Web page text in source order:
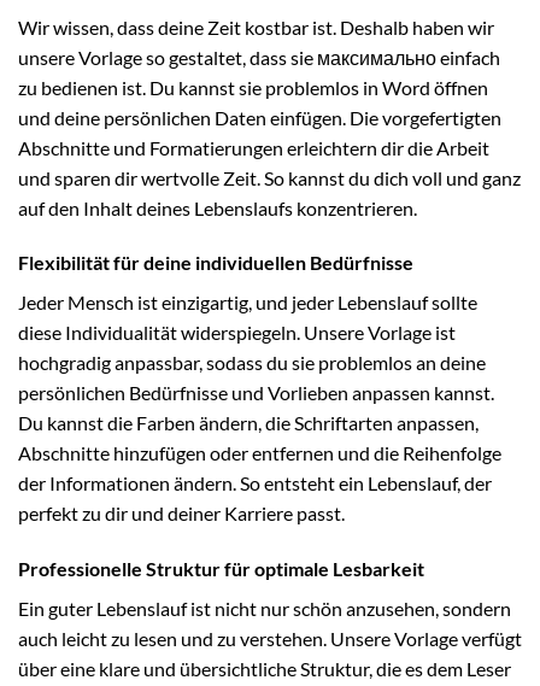
Wir wissen, dass deine Zeit kostbar ist. Deshalb haben wir
unsere Vorlage so gestaltet, dass sie максимально einfach
zu bedienen ist. Du kannst sie problemlos in Word öffnen
und deine persönlichen Daten einfügen. Die vorgefertigten
Abschnitte und Formatierungen erleichtern dir die Arbeit
und sparen dir wertvolle Zeit. So kannst du dich voll und ganz
auf den Inhalt deines Lebenslaufs konzentrieren.
Flexibilität für deine individuellen Bedürfnisse
Jeder Mensch ist einzigartig, und jeder Lebenslauf sollte
diese Individualität widerspiegeln. Unsere Vorlage ist
hochgradig anpassbar, sodass du sie problemlos an deine
persönlichen Bedürfnisse und Vorlieben anpassen kannst.
Du kannst die Farben ändern, die Schriftarten anpassen,
Abschnitte hinzufügen oder entfernen und die Reihenfolge
der Informationen ändern. So entsteht ein Lebenslauf, der
perfekt zu dir und deiner Karriere passt.
Professionelle Struktur für optimale Lesbarkeit
Ein guter Lebenslauf ist nicht nur schön anzusehen, sondern
auch leicht zu lesen und zu verstehen. Unsere Vorlage verfügt
über eine klare und übersichtliche Struktur, die es dem Leser